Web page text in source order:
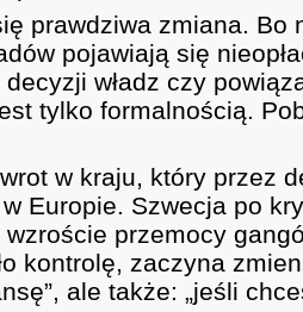
prawdziwa zmiana. Bo
pojawiają się
władz czy
tylko formalnością.
w kraju, który przez
Europie. Szwecja po
przemocy
kontrolę, zaczyna
ale także: „jeśli